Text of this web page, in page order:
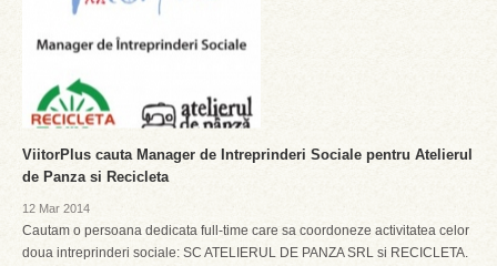
ViitorPlus cauta Manager de Intreprinderi Sociale pentru Atelierul
de Panza si Recicleta
12 Mar 2014
Cautam o persoana dedicata full-time care sa coordoneze activitatea celor
doua intreprinderi sociale: SC ATELIERUL DE PANZA SRL si RECICLETA.